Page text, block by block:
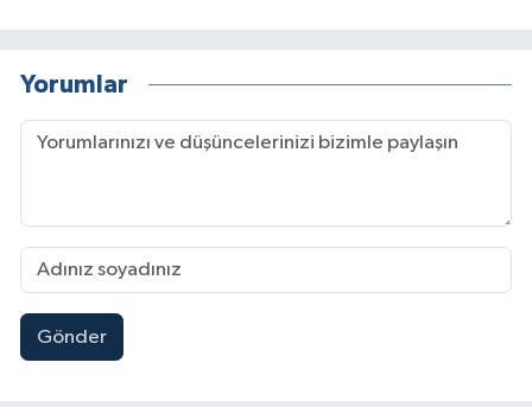
Yorumlar
Gönder